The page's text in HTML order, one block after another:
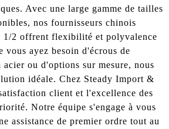
Avec une large gamme de tailles
nos fournisseurs chinois
1/2 offrent flexibilité et polyvalence
vous ayez besoin d'écrous de
acier ou d'options sur mesure, nous
idéale. Chez Steady Import &
client et l'excellence des
Notre équipe s'engage à vous
assistance de premier ordre tout au